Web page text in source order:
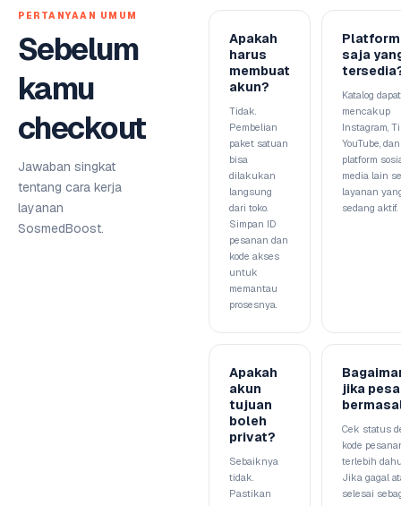
PERTANYAAN UMUM
Sebelum
kamu
checkout
Jawaban singkat
tentang cara kerja
layanan
SosmedBoost.
Apakah
harus
membuat
akun?
Tidak.
Pembelian
paket satuan
bisa
dilakukan
langsung
dari toko.
Simpan ID
pesanan dan
kode akses
untuk
memantau
prosesnya.
Platform
saja
Katalog dapat
mencakup
Instagram,
YouTube, dan
platform
media lain
layanan
sedang aktif.
Apakah
akun
tujuan
boleh
privat?
Sebaiknya
tidak.
Pastikan
jika
Cek status
kode
terlebih
Jika gagal
selesai